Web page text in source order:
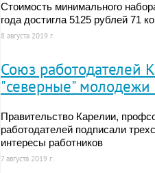
Стоимость минимального
года достигла 5125 рублей 71
8 августа 2019 г.
Союз работодателей
"северные" молодежи
Правительство Карелии,
работодателей подписали
интересы работников
7 августа 2019 г.